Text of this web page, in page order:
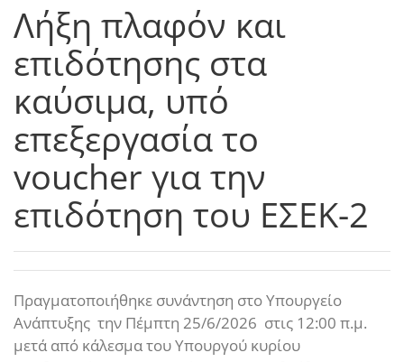
Λήξη πλαφόν και
επιδότησης στα
καύσιμα, υπό
επεξεργασία το
voucher για την
επιδότηση του ΕΣΕΚ-2
Πραγματοποιήθηκε συνάντηση στο Υπουργείο
Ανάπτυξης την Πέμπτη 25/6/2026 στις 12:00 π.μ.
μετά από κάλεσμα του Υπουργού κυρίου